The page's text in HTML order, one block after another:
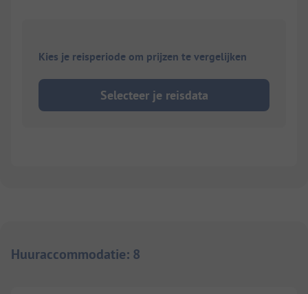
Kies je reisperiode om prijzen te vergelijken
Selecteer je reisdata
Huuraccommodatie: 8